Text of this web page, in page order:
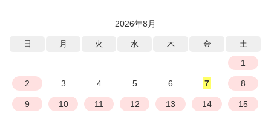
2026年8月
日 月 火 水 木 金 土
1
2 3 4 5 6 7 8
9 10 11 12 13 14 15